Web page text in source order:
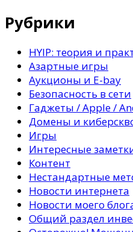
Рубрики
HYIP: теория и
Азартные игры
Аукционы и E-bay
Безопасность в сети
Гаджеты / Apple /
Домены и
Игры
Интересные
Контент
Нестандартные
Новости интернета
Новости моего
Общий раздел